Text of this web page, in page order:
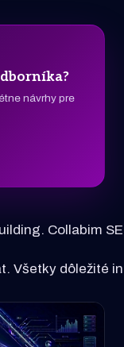
návrhy pre
Collabim
Všetky dôležité